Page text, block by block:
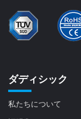
ダディシック
私たちについて